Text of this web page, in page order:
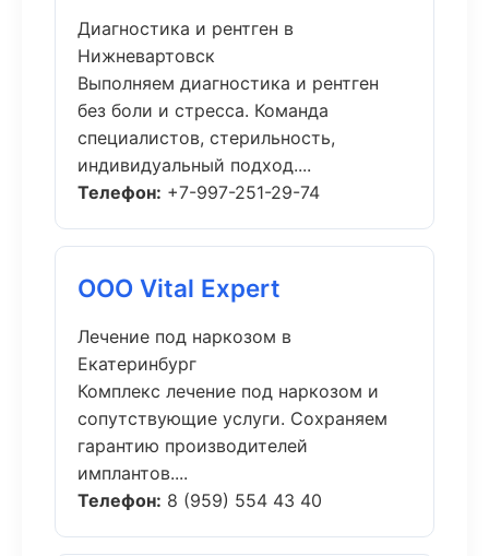
Диагностика и рентген в
Нижневартовск
Выполняем диагностика и рентген
без боли и стресса. Команда
специалистов, стерильность,
индивидуальный подход....
Телефон: +7-997-251-29-74
ООО Vital Expert
Лечение под наркозом в
Екатеринбург
Комплекс лечение под наркозом и
сопутствующие услуги. Сохраняем
гарантию производителей
имплантов....
Телефон: 8 (959) 554 43 40